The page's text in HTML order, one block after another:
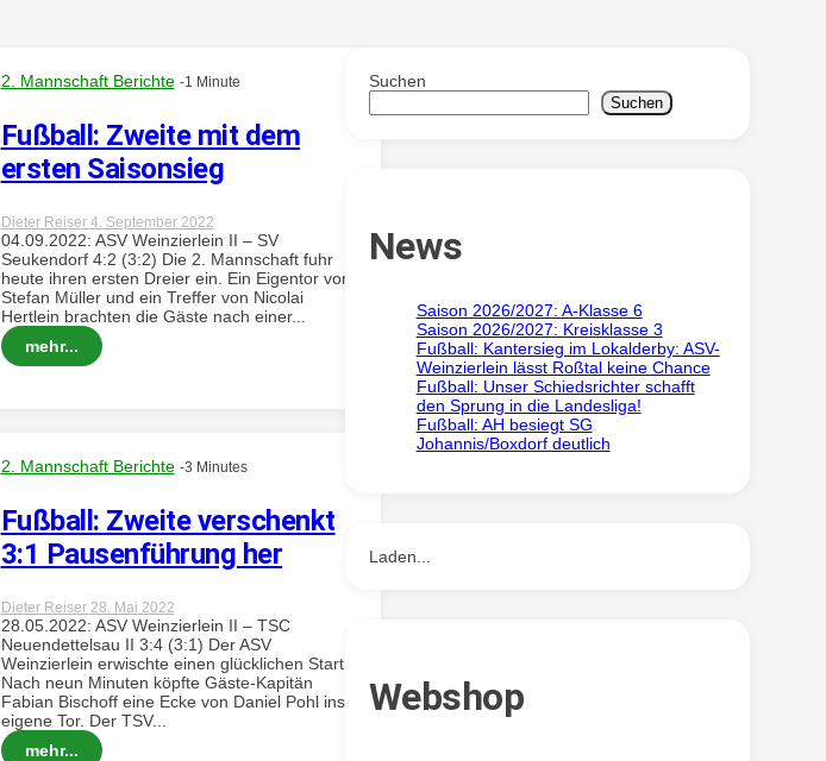
2. Mannschaft Berichte -1 Minute
Fußball: Zweite mit dem
ersten Saisonsieg
Dieter Reiser 4. September 2022
04.09.2022: ASV Weinzierlein II – SV
Seukendorf 4:2 (3:2) Die 2. Mannschaft fuhr
heute ihren ersten Dreier ein. Ein Eigentor von
Stefan Müller und ein Treffer von Nicolai
Hertlein brachten die Gäste nach einer...
mehr...
2. Mannschaft Berichte -3 Minutes
Fußball: Zweite verschenkt
3:1 Pausenführung her
Dieter Reiser 28. Mai 2022
28.05.2022: ASV Weinzierlein II – TSC
Neuendettelsau II 3:4 (3:1) Der ASV
Weinzierlein erwischte einen glücklichen Start.
Nach neun Minuten köpfte Gäste-Kapitän
Fabian Bischoff eine Ecke von Daniel Pohl ins
eigene Tor. Der TSV...
mehr...
Suchen
Suchen
News
Saison 2026/2027: A-Klasse 6
Saison 2026/2027: Kreisklasse 3
Fußball: Kantersieg im Lokalderby: ASV-
Weinzierlein lässt Roßtal keine Chance
Fußball: Unser Schiedsrichter schafft
den Sprung in die Landesliga!
Fußball: AH besiegt SG
Johannis/Boxdorf deutlich
Laden...
Webshop